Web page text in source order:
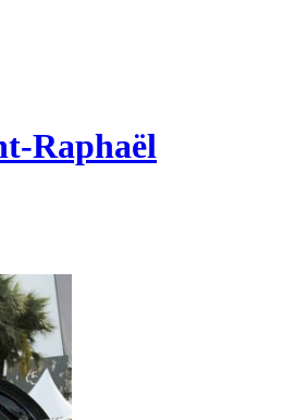
Raphaël